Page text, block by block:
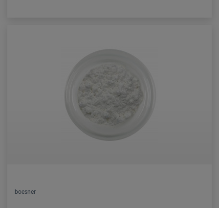
boesner